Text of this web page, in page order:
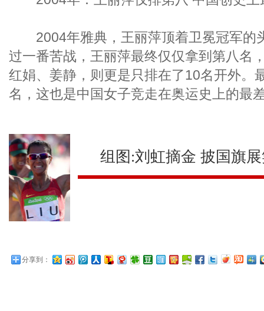
2004年雅典，王丽萍顶着卫冕冠军的
过一番苦战，王丽萍最终仅仅拿到第八名
红娟、姜静，则更是只排在了10名开外。
名，这也是中国女子竞走在奥运史上的
组图:刘虹摘金 披国旗
分享到：